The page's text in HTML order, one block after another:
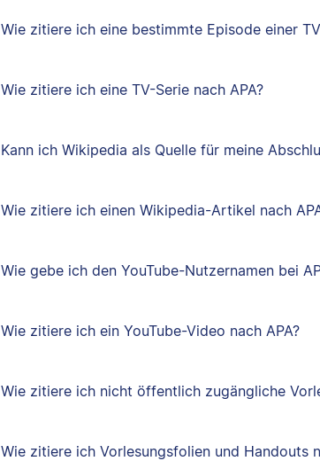
Wie zitiere ich eine bestimmte Episode einer
Wie zitiere ich eine TV-Serie nach APA?
Kann ich Wikipedia als Quelle für meine
Wie zitiere ich einen Wikipedia-Artikel nach
Wie gebe ich den YouTube-Nutzernamen bei
Wie zitiere ich ein YouTube-Video nach APA?
Wie zitiere ich nicht öffentlich zugängliche
Wie zitiere ich Vorlesungsfolien und Handouts